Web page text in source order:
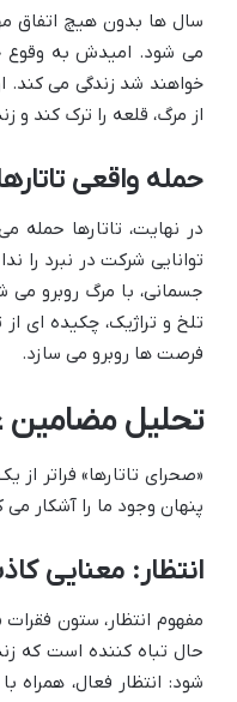
سال ها بدون هیچ اتفاق
می شود. امیدش به وقوع
خواهند شد زندگی می کند.
از مرگ، قلعه را ترک کند و
حمله واقعی
در نهایت، تاتارها حمله
توانایی شرکت در نبرد را
جسمانی، با مرگ روبرو می
تلخ و تراژیک، چکیده ای
فرصت ها روبرو می سازد.
تحلیل
«صحرای تاتارها» فراتر
پنهان وجود ما را آشکار
انتظار: معنایی
مفهوم انتظار، ستون
حال تباه کننده است که
شود: انتظار فعال،